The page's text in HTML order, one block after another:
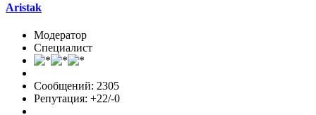
Aristak
Модератор
Специалист
Сообщений: 2305
Репутация: +22/-0